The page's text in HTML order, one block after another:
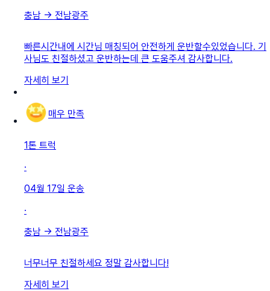
충남 → 전남광주
빠른시간내에 시간님 매칭되어 안전하게 운반할수있었습니다. 기
사님도 친절하셨고 운반하는데 큰 도움주셔 감사합니다.
자세히 보기
매우 만족
1톤 트럭
·
04월 17일 운송
·
충남 → 전남광주
너무너무 친절하세요 정말 감사합니다!
자세히 보기